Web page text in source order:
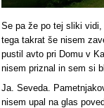
Se pa že po tej sliki
tega takrat še nisem
pustil avto pri Domu v
nisem priznal in sem si
Ja. Seveda.
nisem upal na glas